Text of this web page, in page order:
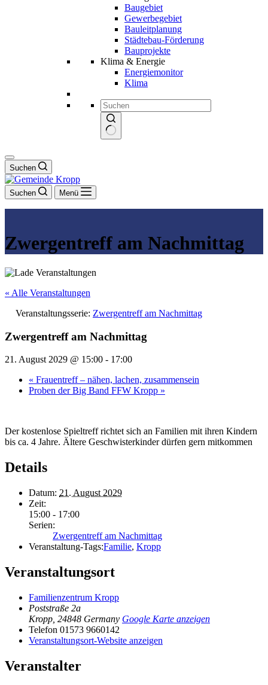
Baugebiet
Gewerbegebiet
Bauleitplanung
Städtebau-Förderung
Bauprojekte
Klima & Energie
Energiemonitor
Klima
Suchen
Suchen Menü
Zwergentreff am Nachmittag
« Alle Veranstaltungen
Veranstaltungsserie: Zwergentreff am Nachmittag
Zwergentreff am Nachmittag
21. August 2029 @ 15:00 - 17:00
« Frauentreff – nähen, lachen, zusammensein
Proben der Big Band FFW Kropp »
Der kostenlose Spieltreff richtet sich an Familien mit ihren Kindern
bis ca. 4 Jahre. Ältere Geschwisterkinder dürfen gern mitkommen
Details
Datum: 21. August 2029
Zeit:
15:00 - 17:00
Serien:
Zwergentreff am Nachmittag
Veranstaltung-Tags:Familie, Kropp
Veranstaltungsort
Familienzentrum Kropp
Poststraße 2a
Kropp 24848 Germany Google Karte anzeigen
Telefon 01573 9660142
Veranstaltungsort-Website anzeigen
Veranstalter